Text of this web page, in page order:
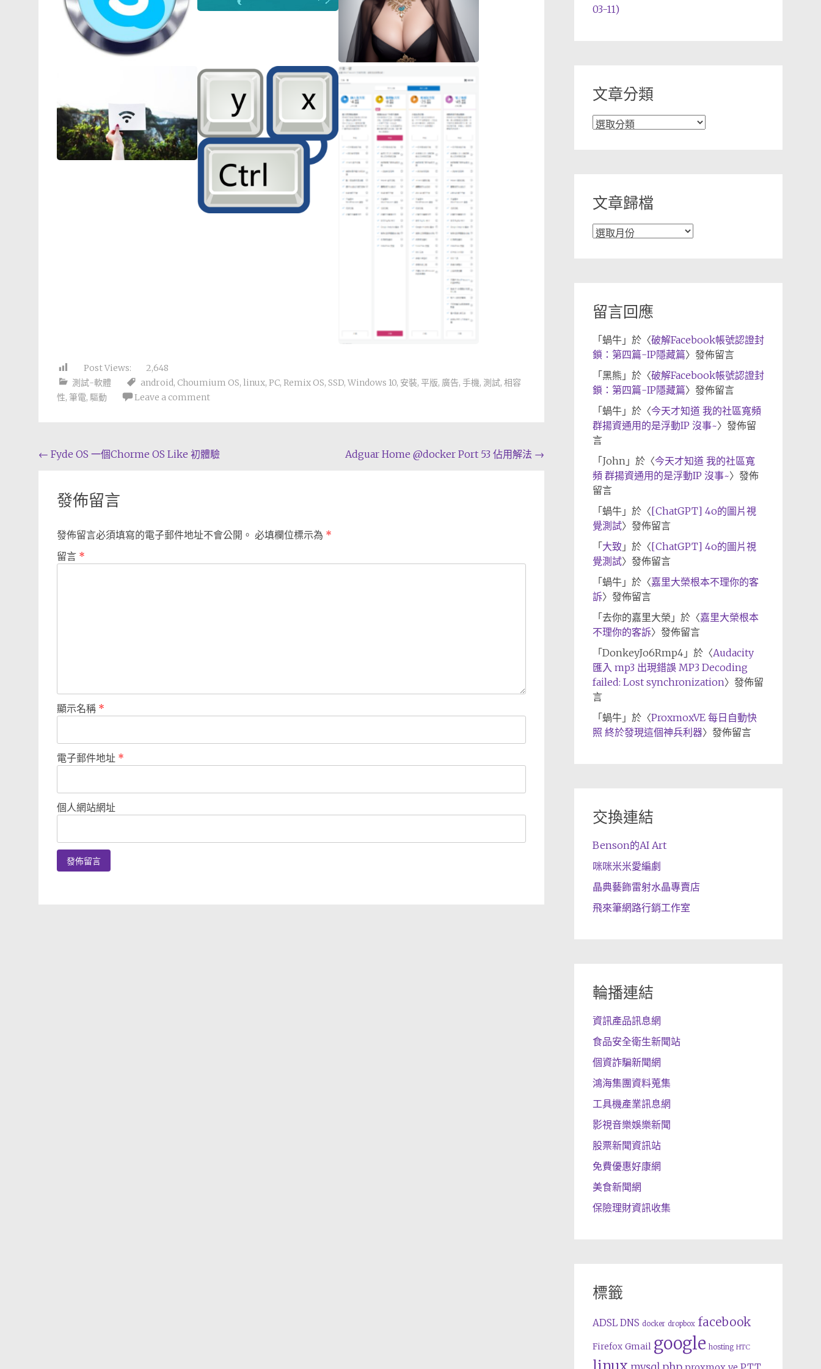
Post Views:
2,648
測試-軟體
android, Choumium OS, linux, PC, Remix OS, SSD, Windows 10, 安裝, 平版, 廣告, 手機, 測試, 相容
性, 筆電, 驅動 Leave a comment
Post
← Fyde OS 一個Chorme OS Like 初體驗 Adguar Home @docker Port 53 佔用解法 →
發佈留言
發佈留言必須填寫的電子郵件地址不會公開。 必填欄位標示為 *
留言 *
顯示名稱 *
電子郵件地址 *
個人網站網址
03-11)
文章分類
文
文章歸檔
文
留言回應
「 蝸牛」於〈破解Facebook帳號認證封
鎖：第四篇-IP隱藏篇〉發佈留言
「 黑熊 」於〈破解Facebook帳號認證封
鎖：第四篇-IP隱藏篇〉發佈留言
「 蝸牛」於〈今天才知道 我的社區寬頻
群揚資通用的是浮動IP 沒事~〉發佈留
言
「 John」於〈今天才知道 我的社區寬
頻 群揚資通用的是浮動IP 沒事~〉發佈
留言
「 蝸牛」於〈[ChatGPT] 4o的圖片視
覺測試〉發佈留言
「 大致 」於〈[ChatGPT] 4o的圖片視
覺測試〉發佈留言
「 蝸牛」於〈嘉里大榮根本不理你的客
訴〉發佈留言
「 去你的嘉里大榮 」於〈嘉里大榮根本
不理你的客訴〉發佈留言
「 DonkeyJo6Rmp4」於〈Audacity
匯入 mp3 出現錯誤 MP3 Decoding
failed: Lost synchronization〉發佈留
言
「 蝸牛」於〈ProxmoxVE 每日自動快
照 終於發現這個神兵利器〉發佈留言
交換連結
Benson的AI Art
咪咪米米愛編劇
晶典藝飾雷射水晶專賣店
飛來筆網路行銷工作室
輪播連結
資訊產品訊息網
食品安全衛生新聞站
個資詐騙新聞網
鴻海集團資料蒐集
工具機產業訊息網
影視音樂娛樂新聞
股票新聞資訊站
免費優惠好康網
美食新聞網
保險理財資訊收集
標籤
ADSL DNS docker dropbox facebook
Firefox Gmail google hosting HTC